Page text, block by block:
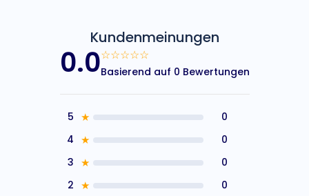
Kundenmeinungen
0.0☆☆☆☆☆
Basierend auf 0 Bewertungen
5 ★
0
4 ★
0
3 ★
0
2 ★
0